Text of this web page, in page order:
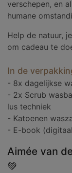
verschepen, en
humane
Help de natuur,
om cadeau te
In de
- 8x dagelijkse
- 2x Scrub
lus techniek
- Katoenen
- E-book
Aimée van
💚